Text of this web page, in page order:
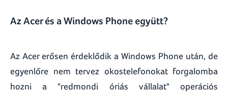
Az Acer és a Windows Phone együtt?
Az Acer erősen érdeklődik a Windows Phone után, de
egyenlőre nem tervez okostelefonokat forgalomba
hozni a "redmondi óriás vállalat" operációs